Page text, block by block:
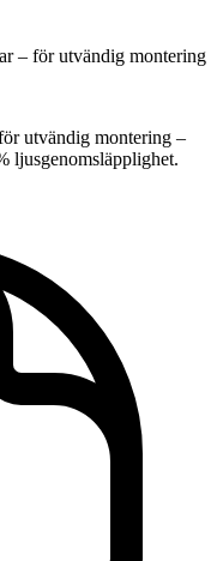
– för utvändig montering
utvändig montering –
ljusgenomsläpplighet.